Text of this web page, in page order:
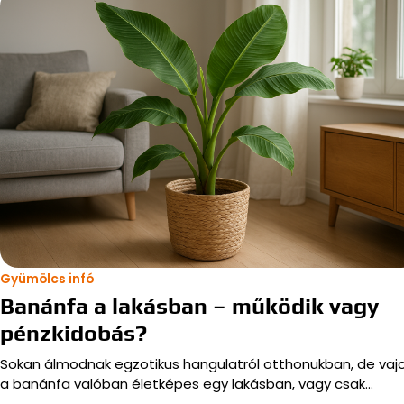
Gyümölcs infó
Banánfa a lakásban – működik vagy
pénzkidobás?
Sokan álmodnak egzotikus hangulatról otthonukban, de
a banánfa valóban életképes egy lakásban, vagy csak…